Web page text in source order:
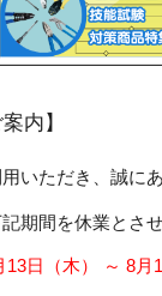
内】
いただき、誠に
期間を休業とさ
日（木） ～ 8月